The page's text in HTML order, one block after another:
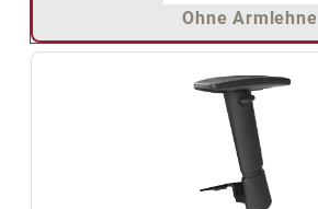
Ohne Armlehne